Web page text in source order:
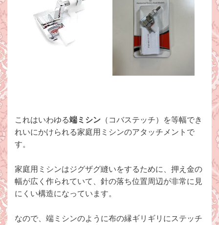
これはいわゆる端ミシン （コバステッチ）を等幅でき
れいにかけられる家庭用ミシンのアタッチメントで
す。
家庭用ミシンはジグザグ縫いをするために、押え金の
幅が広く作られていて、針の落ち位置周辺が非常に見
にくい構造になっています。
なので、端ミシンのように布の縁ギリギリにステッチ